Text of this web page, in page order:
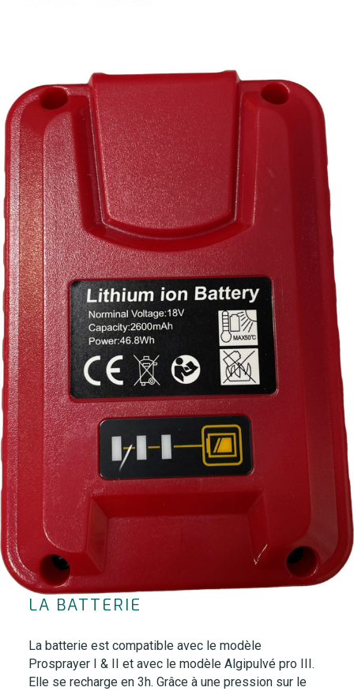
LA BATTERIE
La batterie est compatible avec le modèle
Prosprayer I & II et avec le modèle Algipulvé pro III.
Elle se recharge en 3h. Grâce à une pression sur le